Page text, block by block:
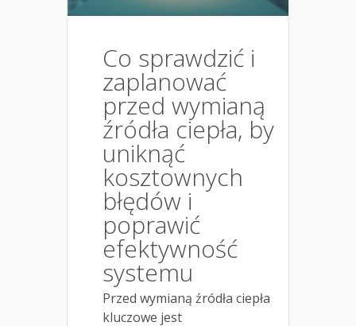
Co sprawdzić i
zaplanować
przed wymianą
źródła ciepła, by
uniknąć
kosztownych
błędów i
poprawić
efektywność
systemu
Przed wymianą źródła ciepła
kluczowe jest